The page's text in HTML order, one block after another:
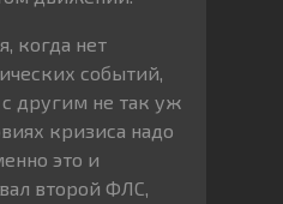
когда нет
событий,
другим не так уж
кризиса надо
это и
второй ФЛС,